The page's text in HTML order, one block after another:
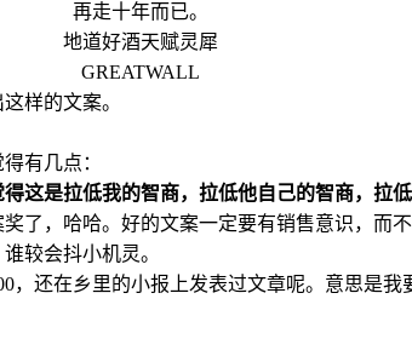
再走十年而已。
地道好酒天赋灵犀
GREATWALL
样的文案。
有几点：
这是拉低我的智商，拉低他自己的智商，拉
了，哈哈。好的文案一定要有销售意识，而
较会抖小机灵。
还在乡里的小报上发表过文章呢。意思是